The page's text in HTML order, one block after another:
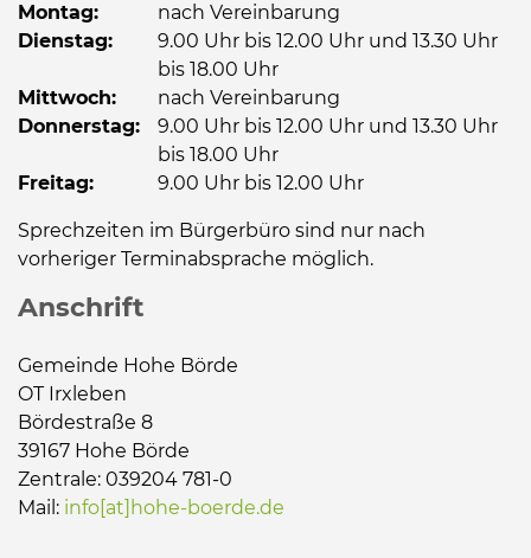
Montag:
nach Vereinbarung
Dienstag:
9.00 Uhr bis 12.00 Uhr und 13.30 Uhr
bis 18.00 Uhr
Mittwoch:
nach Vereinbarung
Donnerstag: 9.00 Uhr bis 12.00 Uhr und 13.30 Uhr
bis 18.00 Uhr
Freitag:
9.00 Uhr bis 12.00 Uhr
Sprechzeiten im Bürgerbüro sind nur nach
vorheriger Terminabsprache möglich.
Anschrift
Gemeinde Hohe Börde
OT Irxleben
Bördestraße 8
39167 Hohe Börde
Zentrale: 039204 781-0
Mail: info[at]hohe-boerde.de